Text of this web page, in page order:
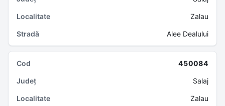
Zalau
Alee Dealului
450084
Salaj
Zalau